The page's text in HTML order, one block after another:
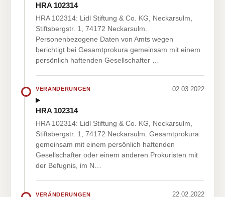
HRA 102314
HRA 102314: Lidl Stiftung & Co. KG, Neckarsulm,
Stiftsbergstr. 1, 74172 Neckarsulm.
Personenbezogene Daten von Amts wegen
berichtigt bei Gesamtprokura gemeinsam mit einem
persönlich haftenden Gesellschafter …
VERÄNDERUNGEN 02.03.2022
HRA 102314
HRA 102314: Lidl Stiftung & Co. KG, Neckarsulm,
Stiftsbergstr. 1, 74172 Neckarsulm. Gesamtprokura
gemeinsam mit einem persönlich haftenden
Gesellschafter oder einem anderen Prokuristen mit
der Befugnis, im N…
VERÄNDERUNGEN 22.02.2022